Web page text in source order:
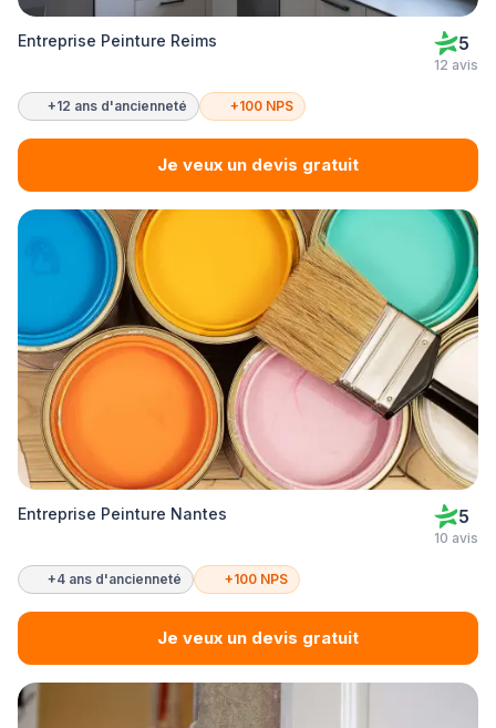
Entreprise Peinture Reims 5
12 avis
+12 ans d'ancienneté +100 NPS
Je veux un devis gratuit
Entreprise Peinture Nantes 5
10 avis
+4 ans d'ancienneté +100 NPS
Je veux un devis gratuit